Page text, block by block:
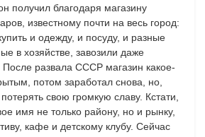
получил благодаря магазину
известному почти на весь город:
и одежду, и посуду, и разные
в хозяйстве, завозили даже
развала СССР магазин какое-
потом заработал снова, но,
свою громкую славу. Кстати,
имя не только району, но и рынку,
кафе и детскому клубу. Сейчас